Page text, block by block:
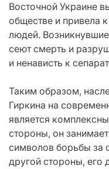
Восточной Украине
обществе и привела
людей.
сеют смерть и
и ненависть к
Таким образом,
Гиркина на
является
стороны, он
символов борьбы за
другой стороны, его